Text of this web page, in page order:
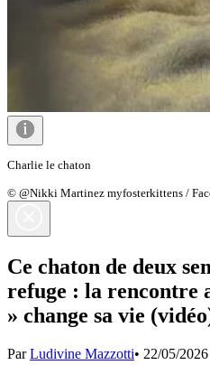
Charlie le chaton
© @Nikki Martinez myfosterkittens /
Ce chaton de deux
refuge : la rencontre
» change sa vie
ParLudivine Mazzotti• 22/05/